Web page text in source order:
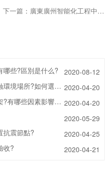
下一篇：廣東廣州智能化工程中常見的電纜橋架介紹
哪些?區別是什么?
2020-08-12
鋁合金橋架適用于具有哪些高腐蝕環境場所?如何選擇鋁合金橋架工作地線? 2020-04-20
如何根據自身實際需求來選擇橋架?有哪些因素影響橋架精度呢? 2020-04-20
2020-05-29
抗震節點?
2020-04-25
收?
2020-04-21